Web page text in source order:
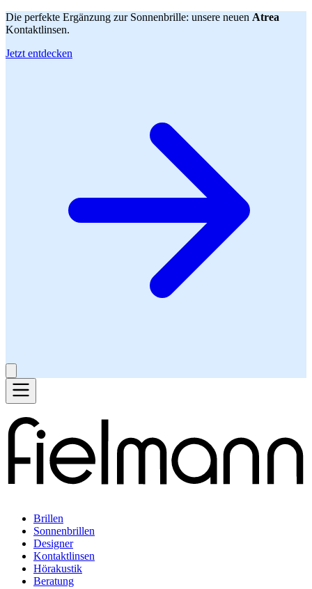
Die perfekte Ergänzung zur Sonnenbrille: unsere neuen Atrea
Kontaktlinsen.
Jetzt entdecken
Brillen
Sonnenbrillen
Designer
Kontaktlinsen
Hörakustik
Beratung